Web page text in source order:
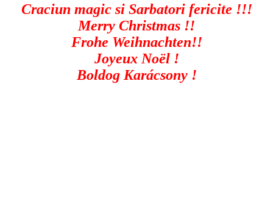
Craciun magic si Sarbatori fericite !!!
Merry Christmas !!
Frohe Weihnachten!!
Joyeux Noël !
Boldog Karácsony !